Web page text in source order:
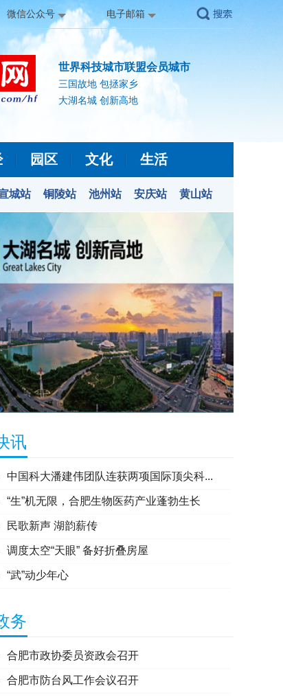
电子邮箱
微信公众号
世界科技城市联盟会员城市
三国故地 包拯家乡
大湖名城 创新高地
生活
文化
园区
城站 铜陵站 池州站 安庆站 黄山站
讯
中国科大潘建伟团队连获两项国际顶尖科...
“生”机无限，合肥生物医药产业蓬勃生长
民歌新声 湖韵薪传
调度太空“天眼” 备好折叠房屋
“武”动少年心
务
合肥市政协委员资政会召开
合肥市防台风工作会议召开